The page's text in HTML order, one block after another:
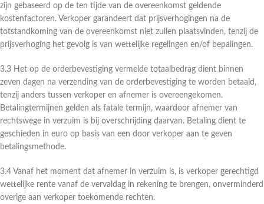
zijn gebaseerd op de ten tijde van de overeenkomst geldende
kostenfactoren. Verkoper garandeert dat prijsverhogingen na de
totstandkoming van de overeenkomst niet zullen plaatsvinden, tenzij de
prijsverhoging het gevolg is van wettelijke regelingen en/of bepalingen.
3.3 Het op de orderbevestiging vermelde totaalbedrag dient binnen
zeven dagen na verzending van de orderbevestiging te worden betaald,
tenzij anders tussen verkoper en afnemer is overeengekomen.
Betalingtermijnen gelden als fatale termijn, waardoor afnemer van
rechtswege in verzuim is bij overschrijding daarvan. Betaling dient te
geschieden in euro op basis van een door verkoper aan te geven
betalingsmethode.
3.4 Vanaf het moment dat afnemer in verzuim is, is verkoper gerechtigd
wettelijke rente vanaf de vervaldag in rekening te brengen, onverminderd
overige aan verkoper toekomende rechten.